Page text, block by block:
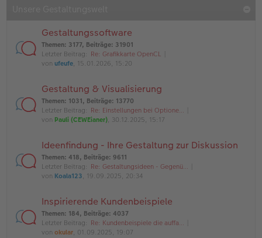
Gestaltungssoftware
Themen: 3177, Beiträge: 31901
Letzter Beitrag: Re: Grafikkarte OpenCL
von ufeufe, 15.01.2026, 15:20
Gestaltung & Visualisierung
Themen: 1031, Beiträge: 13770
Letzter Beitrag: Re: Einstellungen bei Optione…
von Pauli (CEWEianer), 30.12.2025, 15:17
Ideenfindung - Ihre Gestaltung zur Diskussion
Themen: 418, Beiträge: 9611
Letzter Beitrag: Re: Gestaltungsideen - Gegenü…
von Koala123, 19.09.2025, 20:34
Inspirierende Kundenbeispiele
Themen: 184, Beiträge: 4037
Letzter Beitrag: Re: Kundenbeispiele die auffa…
von okular, 01.09.2025, 19:07